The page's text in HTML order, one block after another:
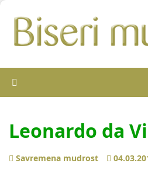
Leonardo da
Savremena mudrost